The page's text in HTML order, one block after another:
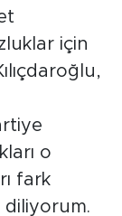
için
o
fark
diliyorum.